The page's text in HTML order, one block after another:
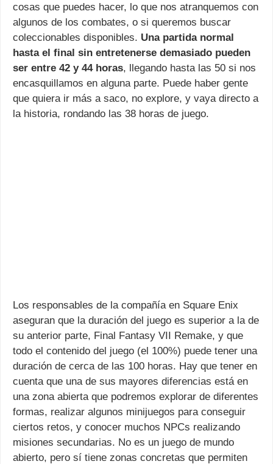
cosas que puedes hacer, lo que nos atranquemos con
algunos de los combates, o si queremos buscar
coleccionables disponibles. Una partida normal
hasta el final sin entretenerse demasiado pueden
ser entre 42 y 44 horas, llegando hasta las 50 si nos
encasquillamos en alguna parte. Puede haber gente
que quiera ir más a saco, no explore, y vaya directo a
la historia, rondando las 38 horas de juego.
Los responsables de la compañía en Square Enix
aseguran que la duración del juego es superior a la de
su anterior parte, Final Fantasy VII Remake, y que
todo el contenido del juego (el 100%) puede tener una
duración de cerca de las 100 horas. Hay que tener en
cuenta que una de sus mayores diferencias está en
una zona abierta que podremos explorar de diferentes
formas, realizar algunos minijuegos para conseguir
ciertos retos, y conocer muchos NPCs realizando
misiones secundarias. No es un juego de mundo
abierto, pero sí tiene zonas concretas que permiten